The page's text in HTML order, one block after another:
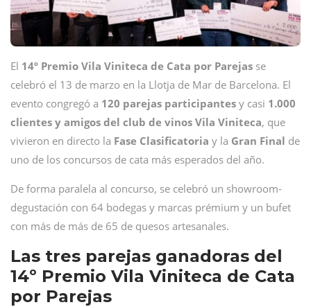
El 14º Premio Vila Viniteca de Cata por Parejas se
celebró el 13 de marzo en la Llotja de Mar de Barcelona. El
evento congregó a 120 parejas participantes y casi 1.000
clientes y amigos del club de vinos Vila Viniteca, que
vivieron en directo la Fase Clasificatoria y la Gran Final de
uno de los concursos de cata más esperados del año.
De forma paralela al concurso, se celebró un showroom-
degustación con 64 bodegas y marcas prémium y un bufet
con más de más de 65 de quesos artesanales.
Las tres parejas ganadoras del
14º Premio Vila Viniteca de Cata
por Parejas